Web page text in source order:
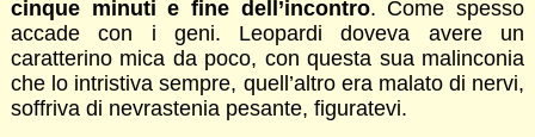
cinque minuti e fine dell’incontro. Come spesso
accade con i geni. Leopardi doveva avere un
caratterino mica da poco, con questa sua malinconia
che lo intristiva sempre, quell’altro era malato di nervi,
soffriva di nevrastenia pesante, figuratevi.